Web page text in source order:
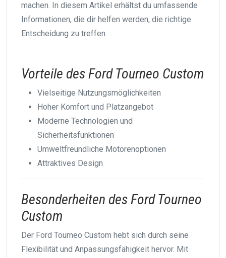
machen. In diesem Artikel erhältst du umfassende
Informationen, die dir helfen werden, die richtige
Entscheidung zu treffen.
Vorteile des Ford Tourneo Custom
Vielseitige Nutzungsmöglichkeiten
Hoher Komfort und Platzangebot
Moderne Technologien und
Sicherheitsfunktionen
Umweltfreundliche Motorenoptionen
Attraktives Design
Besonderheiten des Ford Tourneo
Custom
Der Ford Tourneo Custom hebt sich durch seine
Flexibilität und Anpassungsfähigkeit hervor. Mit